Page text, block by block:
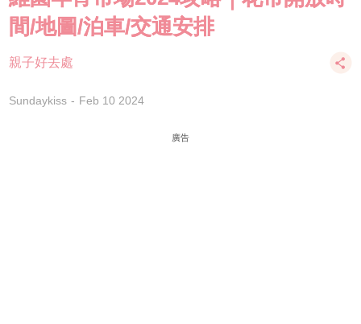
間/地圖/泊車/交通安排
親子好去處
Sundaykiss Feb 10 2024
廣告